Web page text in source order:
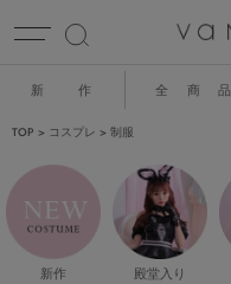
新 作 全 商 品
TOP コスプレ 制服
新作 殿堂入り